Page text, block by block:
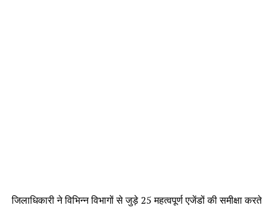
जिलाधिकारी ने विभिन्न विभागों से जुड़े 25 महत्वपूर्ण एजेंडों की समीक्षा करते